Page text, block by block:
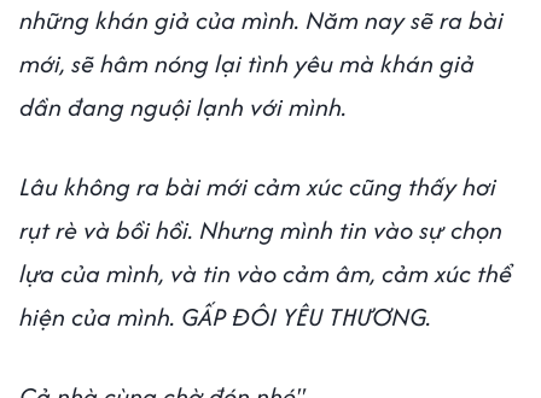
những khán giả của mình. Năm nay sẽ ra bài
mới, sẽ hâm nóng lại tình yêu mà khán giả
dần đang nguội lạnh với mình.
Lâu không ra bài mới cảm xúc cũng thấy hơi
rụt rè và bồi hồi. Nhưng mình tin vào sự chọn
lựa của mình, và tin vào cảm âm, cảm xúc thể
hiện của mình. GẤP ĐÔI YÊU THƯƠNG.